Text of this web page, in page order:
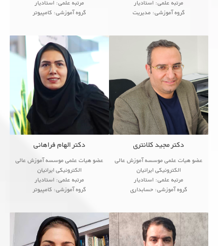
مرتبه علمی: استادیار
گروه آموزشی: مدیریت
مرتبه علمی: استادیار
گروه آموزشی: کامپیوتر
● Analog Electronic Cir
...
دکتر مجید کلانتری
عضو هیات علمی موسسه آموزش عالی
الکترونیکی ایرانیان
مرتبه علمی: استادیار
گروه آموزشی: حسابداری
● Analog Electronic Circuits
● Communication Circ
...
دکتر الهام فراهانی
عضو هیات علمی موسسه آموزش عالی
الکترونیکی ایرانیان
مرتبه علمی: استادیار
گروه آموزشی: کامپیوتر
● Analog Electronic Circuits
● Communication Circ